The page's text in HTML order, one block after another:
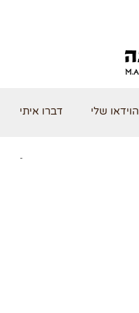
הוידאו שלי דברו איתי